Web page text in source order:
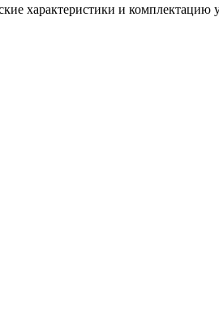
характеристики и комплектацию